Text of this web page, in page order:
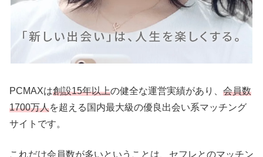
PCMAXは創設15年以上の健全な運営実績があり、 会員数
1700万人を超える国内最大級の優良出会い系マッチング
サイトです。
これだけ会員数が多いということは、セフレとのマッチン